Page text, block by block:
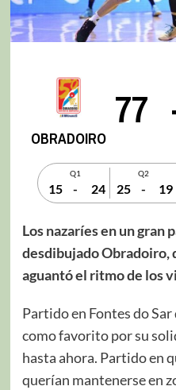
OBRADOIRO
77
Q1
15 - 24
Q2
25 - 19
Los nazaríes en un gran
desdibujado Obradoiro,
aguantó el ritmo de los
Partido en Fontes do
como favorito por su
hasta ahora. Partido en
querían mantenerse en